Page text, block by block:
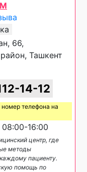
66,
Ташкент
14-12
телефона на
08:00-16:00
центр, где
методы
пациенту.
помощь по